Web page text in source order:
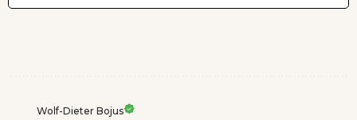
Wolf-Dieter Bojus